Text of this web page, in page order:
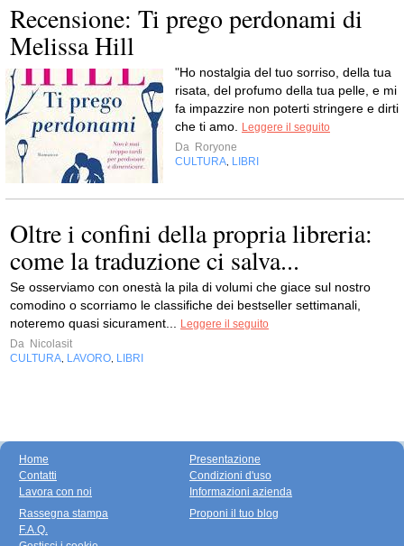
Recensione: Ti prego perdonami di
Melissa Hill
"Ho nostalgia del tuo sorriso, della tua
risata, del profumo della tua pelle, e mi
fa impazzire non poterti stringere e dirti
che ti amo.
Leggere il seguito
Da Roryone
CULTURA LIBRI
Oltre i confini della propria libreria:
come la traduzione ci salva...
Se osserviamo con onestà la pila di volumi che giace sul nostro
comodino o scorriamo le classifiche dei bestseller settimanali,
noteremo quasi sicurament...
Leggere il seguito
Da Nicolasit
CULTURA LAVORO LIBRI
Home
Contatti
Lavora con noi
Presentazione
Condizioni d'uso
Informazioni azienda
Rassegna stampa
F.A.Q.
Proponi il tuo blog